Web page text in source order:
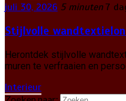
juli 30, 2026 5 minuten 7
Stijlvolle
Herontdek stijlvolle
muren te verfraaien en
Interieur